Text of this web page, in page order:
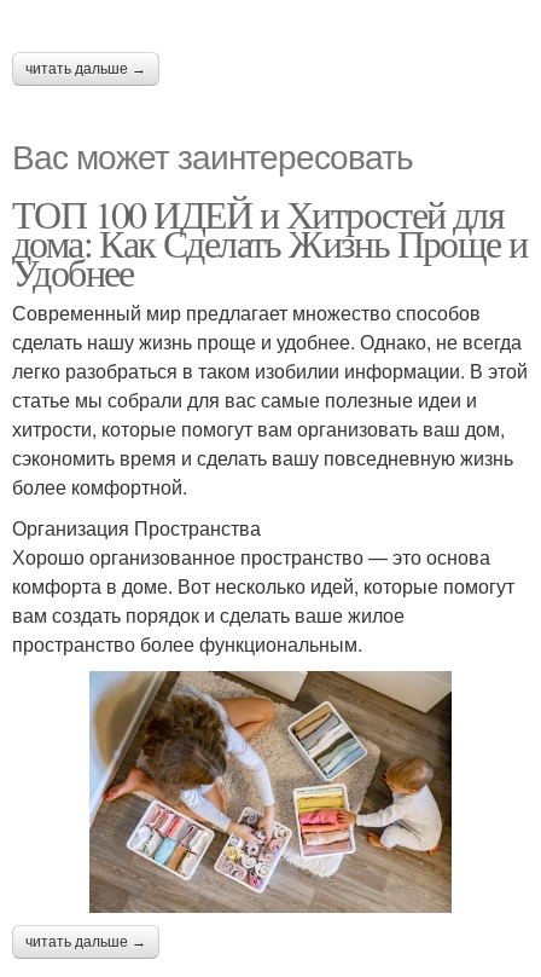
читать дальше →
Вас может заинтересовать
ТОП 100 ИДЕЙ и Хитростей для
дома: Как Сделать Жизнь Проще и
Удобнее
Современный мир предлагает множество способов
сделать нашу жизнь проще и удобнее. Однако, не всегда
легко разобраться в таком изобилии информации. В этой
статье мы собрали для вас самые полезные идеи и
хитрости, которые помогут вам организовать ваш дом,
сэкономить время и сделать вашу повседневную жизнь
более комфортной.
Организация Пространства
Хорошо организованное пространство — это основа
комфорта в доме. Вот несколько идей, которые помогут
вам создать порядок и сделать ваше жилое
пространство более функциональным.
читать дальше →